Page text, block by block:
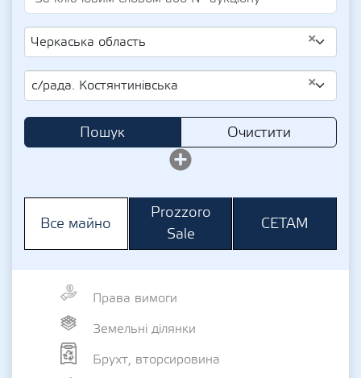
×
Черкаська область
×
с/рада. Костянтинівська
Пошук Очистити
Все майно
Prozzoro
Sale
СЕТАМ
Права вимоги
Земельні ділянки
Брухт, вторсировина